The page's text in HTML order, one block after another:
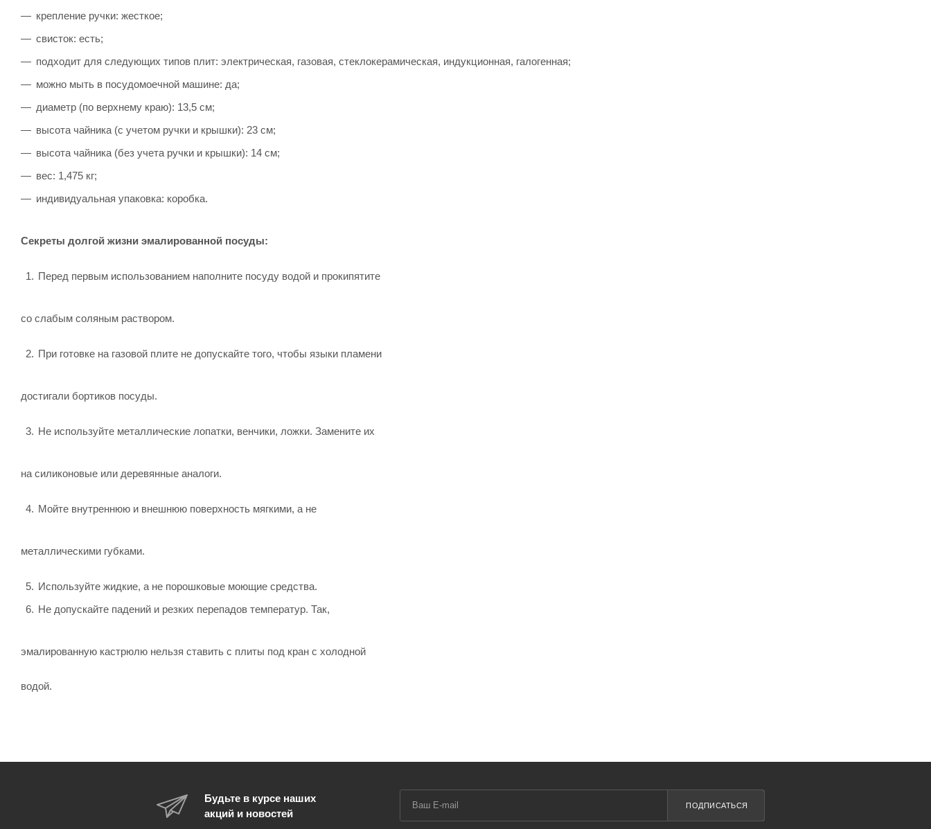
крепление ручки: жесткое;
свисток: есть;
подходит для следующих типов плит: электрическая, газовая, стеклокерамическая, индукционная, галогенная;
можно мыть в посудомоечной машине: да;
диаметр (по верхнему краю): 13,5 см;
высота чайника (с учетом ручки и крышки): 23 см;
высота чайника (без учета ручки и крышки): 14 см;
вес: 1,475 кг;
индивидуальная упаковка: коробка.
Секреты долгой жизни эмалированной посуды:
Перед первым использованием наполните посуду водой и прокипятите
со слабым соляным раствором.
При готовке на газовой плите не допускайте того, чтобы языки пламени
достигали бортиков посуды.
Не используйте металлические лопатки, венчики, ложки. Замените их
на силиконовые или деревянные аналоги.
Мойте внутреннюю и внешнюю поверхность мягкими, а не
металлическими губками.
Используйте жидкие, а не порошковые моющие средства.
Не допускайте падений и резких перепадов температур. Так,
эмалированную кастрюлю нельзя ставить с плиты под кран с холодной
водой.
Будьте в курсе наших
акций и новостей
ПОДПИСАТЬСЯ